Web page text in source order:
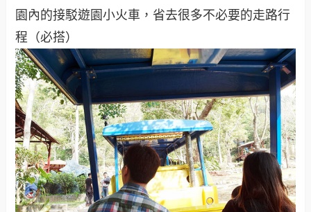
園內的接駁遊園小火車，省去很多不必要的走路行
程（必搭）